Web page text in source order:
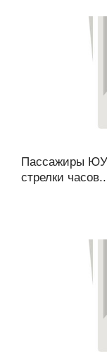
Пассажиры
стрелки